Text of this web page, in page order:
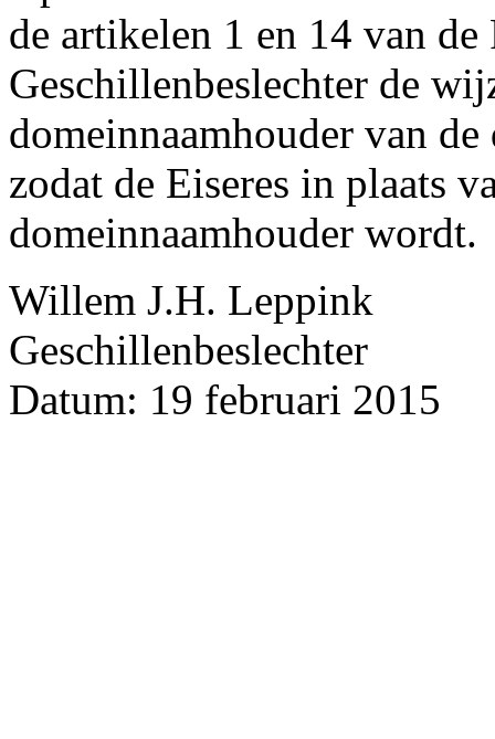
de artikelen 1 en 14 van
Geschillenbeslechter de
domeinnaamhouder van
zodat de Eiseres in plaats
domeinnaamhouder wordt.
Willem J.H. Leppink
Geschillenbeslechter
Datum: 19 februari 2015